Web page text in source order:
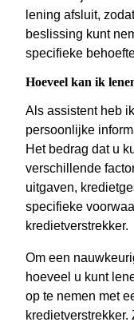
lening afsluit,
beslissing kunt
specifieke
Hoeveel kan ik
Als assistent heb
persoonlijke
Het bedrag dat u
verschillende
uitgaven,
specifieke
kredietverstrekker.
Om een
hoeveel u kunt
op te nemen met